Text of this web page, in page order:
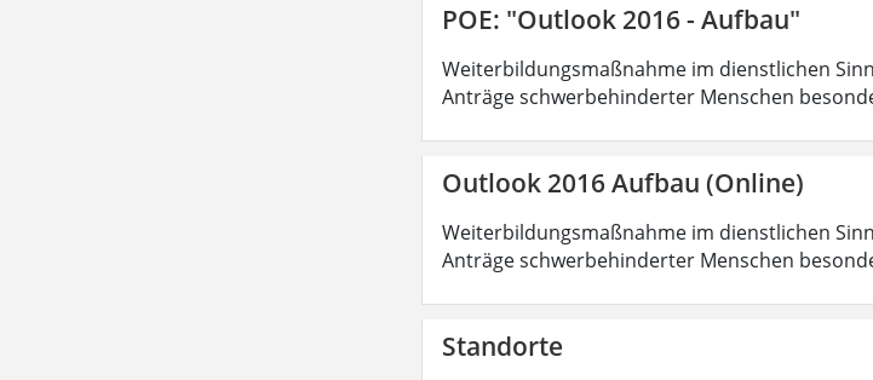
POE: "Outlook 2016 - Aufbau"
Weiterbildungsmaßnahme im dienstlichen
Anträge schwerbehinderter Menschen
Outlook 2016 Aufbau (Online)
Weiterbildungsmaßnahme im dienstlichen
Anträge schwerbehinderter Menschen
Standorte